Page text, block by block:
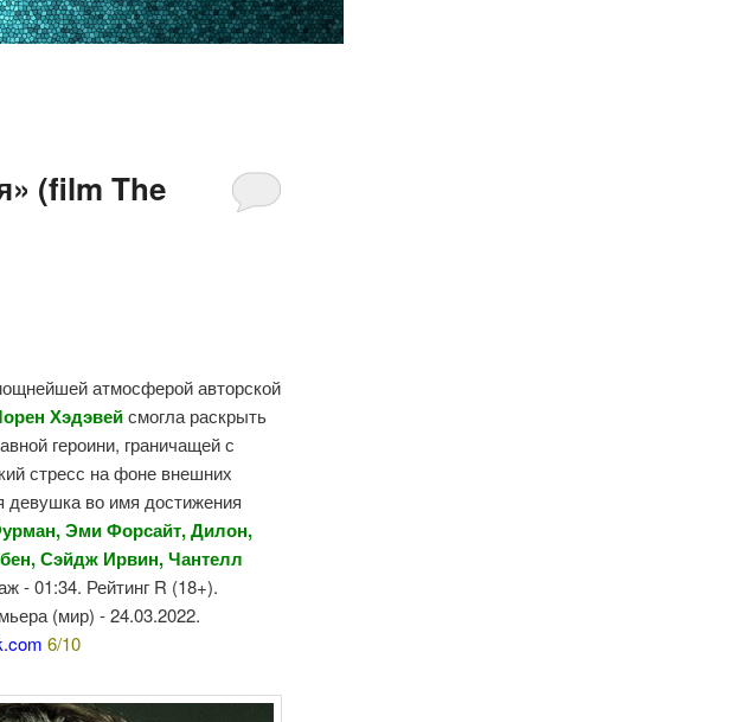
(film The
атмосферой авторской
Хэдэвей смогла раскрыть
героини, граничащей с
стресс на фоне внешних
девушка во имя достижения
Эми Форсайт, Дилон,
Сэйдж Ирвин, Чантелл
- 01:34. Рейтинг R (18+).
(мир) - 24.03.2022.
6/10